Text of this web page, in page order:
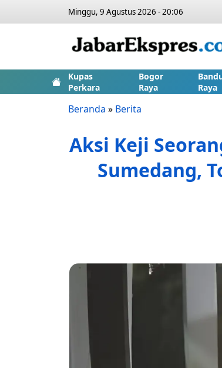
Minggu, 9 Agustus 2026 - 20:06
Kupas
Perkara
Bogor
Raya
Raya
Beranda » Berita
Aksi Keji
Sumedang,